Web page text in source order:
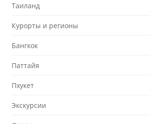
Таиланд
Курорты и регионы
Бангкок
Паттайя
Пхукет
Экскурсии